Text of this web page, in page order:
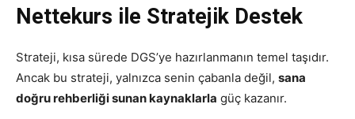
Nettekurs ile Stratejik Destek
Strateji, kısa sürede DGS’ye hazırlanmanın temel taşıdır.
Ancak bu strateji, yalnızca senin çabanla değil, sana
doğru rehberliği sunan kaynaklarla güç kazanır.